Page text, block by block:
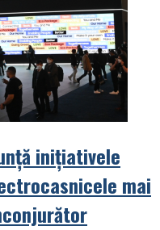
inițiativele
mai